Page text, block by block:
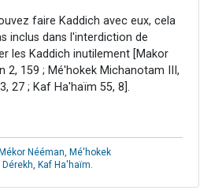
faire Kaddich avec eux, cela
inclus dans l'interdiction de
les Kaddich inutilement [Makor
2, 159 ; Mé'hokek Michanotam III,
27 ; Kaf Ha'haïm 55, 8].
Mékor Nééman, Mé'hokek
, Kaf Ha'haïm.